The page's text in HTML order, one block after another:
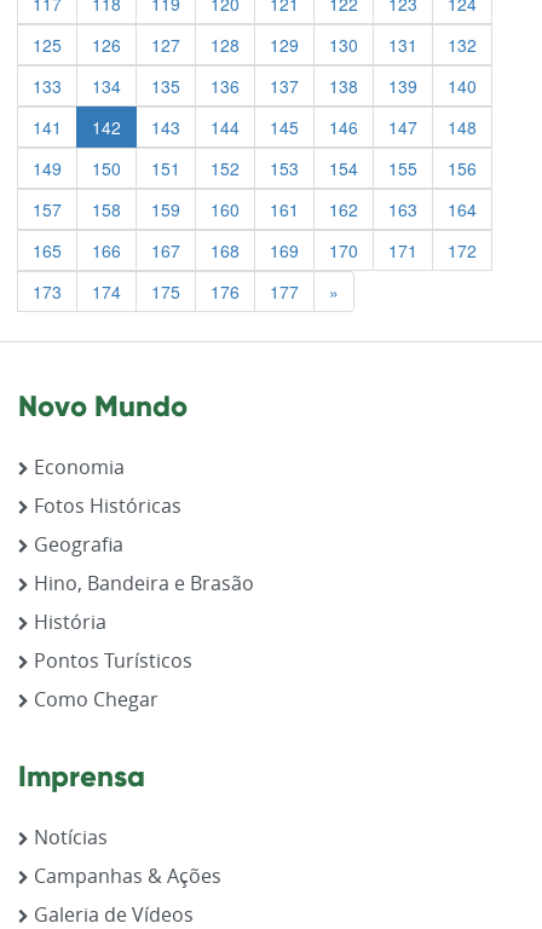
125
126 127 128 129 130 131
132
133
134 135 136 137 138 139
140
141
142 143 144 145 146 147
148
149
150 151 152 153 154 155
156
157
158 159 160 161 162 163
164
165
166 167 168 169 170 171
172
173
174 175 176 177 »
Novo Mundo
Economia
Fotos Históricas
Geografia
Hino, Bandeira e Brasão
História
Pontos Turísticos
Como Chegar
Imprensa
Notícias
Campanhas & Ações
Galeria de Vídeos